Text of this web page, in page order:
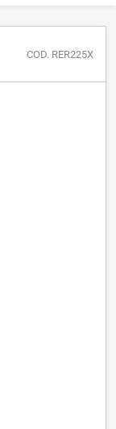
COD. RER225X